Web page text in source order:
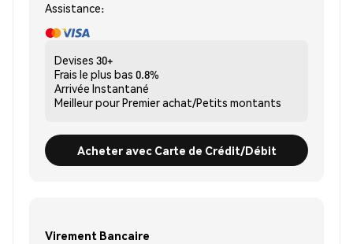
Assistance:
Devises 30+
Frais le plus bas 0.8%
Arrivée Instantané
Meilleur pourPremier achat/Petits montants
Acheter avec Carte de Crédit/Débit
Virement Bancaire